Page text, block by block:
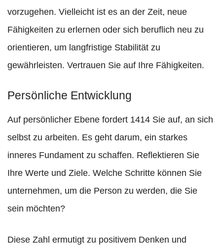
vorzugehen. Vielleicht ist es an der Zeit, neue
Fähigkeiten zu erlernen oder sich beruflich neu zu
orientieren, um langfristige Stabilität zu
gewährleisten. Vertrauen Sie auf Ihre Fähigkeiten.
Persönliche Entwicklung
Auf persönlicher Ebene fordert 1414 Sie auf, an sich
selbst zu arbeiten. Es geht darum, ein starkes
inneres Fundament zu schaffen. Reflektieren Sie
Ihre Werte und Ziele. Welche Schritte können Sie
unternehmen, um die Person zu werden, die Sie
sein möchten?
Diese Zahl ermutigt zu positivem Denken und